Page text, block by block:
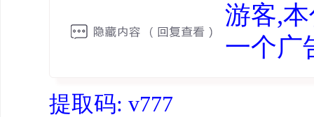
游客,
一个广
提取码: v777